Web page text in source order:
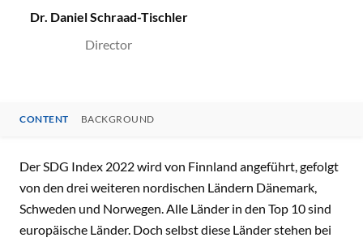
Dr. Daniel Schraad-Tischler
Director
CONTENT BACKGROUND
CONTENT
Der SDG Index 2022 wird von Finnland angeführt, gefolgt
von den drei weiteren nordischen Ländern Dänemark,
Schweden und Norwegen. Alle Länder in den Top 10 sind
europäische Länder. Doch selbst diese Länder stehen bei